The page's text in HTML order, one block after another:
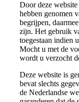
Door deze
hebben genomen
begrijpen,
zijn. Het gebruik
toegestaan indien
Mocht u met de
wordt u verzocht
Deze website is
bevat slechts
de Nederlandse